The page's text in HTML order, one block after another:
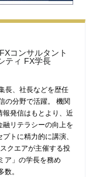
コンサルタント
ティ FX学長
長、社長などを歴任
の分野で活躍。 機関
発信はもとより、近
リテラシーの向上を
トに精力的に講演、
クエアが主催する投
ア」の学長を務め
。